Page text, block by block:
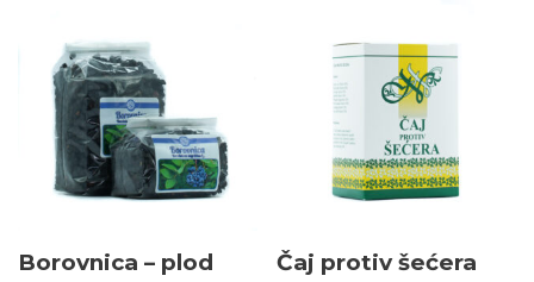
Borovnica – plod Čaj protiv šećera